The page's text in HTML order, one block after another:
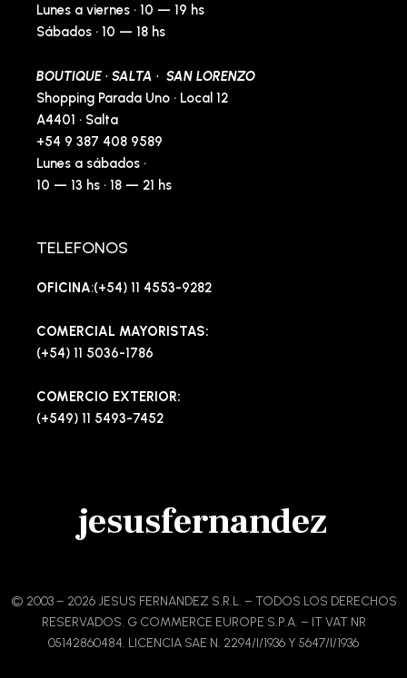
Lunes a viernes · 10 — 19 hs
Sábados · 10 — 18 hs
BOUTIQUE · SALTA · SAN LORENZO
Shopping Parada Uno · Local 12
A4401 · Salta
+54 9 387 408 9589
Lunes a sábados ·
10 — 13 hs · 18 — 21 hs
TELEFONOS
OFICINA:(+54) 11 4553-9282
COMERCIAL MAYORISTAS:
(+54) 11 5036-1786
COMERCIO EXTERIOR:
(+549) 11 5493-7452
jesusfernandez
© 2003 – 2026 JESUS FERNANDEZ S.R.L. – TODOS LOS DERECHOS
RESERVADOS. G COMMERCE EUROPE S.P.A. – IT VAT NR
05142860484. LICENCIA SAE N. 2294/I/1936 Y 5647/I/1936